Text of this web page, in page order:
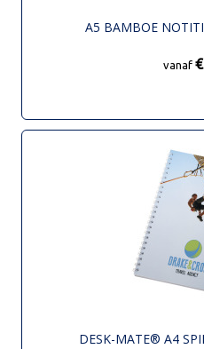
A5 BAMBOE
vanaf
DESK-MATE® A4